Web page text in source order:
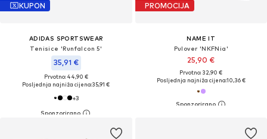
KUPON
ADIDAS SPORTSWEAR
Tenisice 'Runfalcon 5'
35,91 €
Prvotno: 44,90 €
Posljednja najniža cijena:35,91 €
+3
PROMOCIJA
NAME IT
Pulover 'NKFNia'
25,90 €
Prvotno: 32,90 €
Posljednja najniža cijena:10,36 €